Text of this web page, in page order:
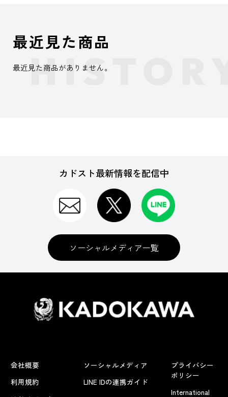
最近見た商品
最近見た商品がありません。
カドスト最新情報を配信中
ソーシャルメディア一覧
会社概要
利用規約
ソーシャルメディア
LINE IDの連携ガイド
プライバシー
ポリシー
International